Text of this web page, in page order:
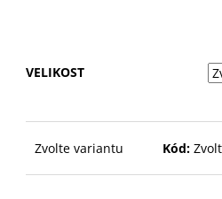
VELIKOST
Zvolte variantu Kód: